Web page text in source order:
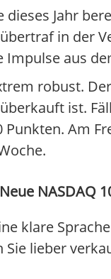
dieses Jahr
in der
aus
robust.
ist.
Punkten. Am
klare
lieber